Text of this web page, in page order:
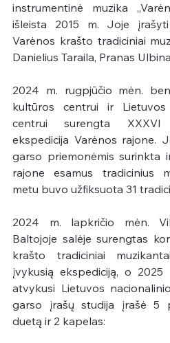
instrumentinė muzika
išleista 2015 m. Joje
Varėnos krašto tradiciniai
Danielius Taraila, Pranas
2024 m. rugpjūčio mėn.
kultūros centrui ir Lietuvos
centrui surengta XXXVI
ekspedicija Varėnos rajone.
garso priemonėmis surinkta
rajone esamus tradicinius
metu buvo užfiksuota 31
2024 m. lapkričio mėn.
Baltojoje salėje surengtas
krašto tradiciniai
įvykusią ekspediciją, o
atvykusi Lietuvos
garso įrašų studija įrašė 5
duetą ir 2 kapelas: